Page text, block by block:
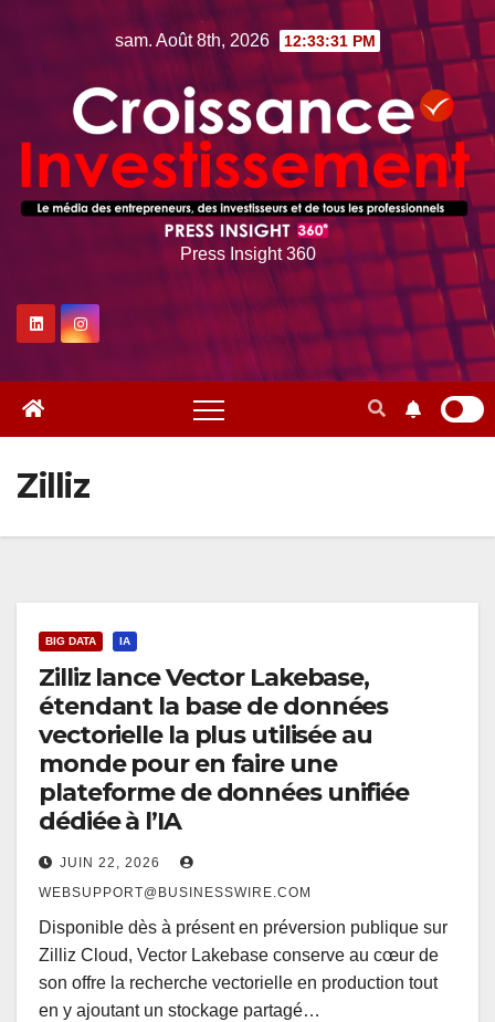
sam. Août 8th, 2026 12:33:32 PM
Press Insight 360
Zilliz
BIG DATA IA
Zilliz lance Vector Lakebase,
étendant la base de données
vectorielle la plus utilisée au
monde pour en faire une
plateforme de données unifiée
dédiée à l’IA
JUIN 22, 2026
WEBSUPPORT@BUSINESSWIRE.COM
Disponible dès à présent en préversion publique sur
Zilliz Cloud, Vector Lakebase conserve au cœur de
son offre la recherche vectorielle en production tout
en y ajoutant un stockage partagé…